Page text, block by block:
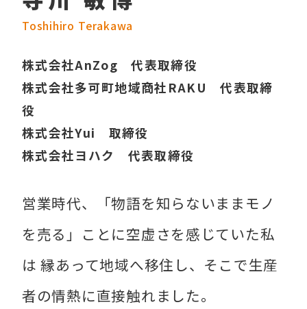
Toshihiro Terakawa
株式会社AnZog 代表取締役
株式会社多可町地域商社RAKU 代表取締
役
株式会社Yui 取締役
株式会社ヨハク 代表取締役
営業時代、「物語を知らないままモノ
を売る」ことに空虚さを感じていた私
は 縁あって地域へ移住し、そこで生産
者の情熱に直接触れました。